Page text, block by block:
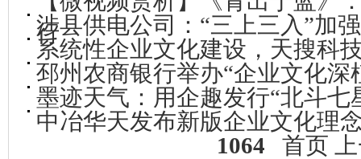
行
涉县供电公司：“三上三入”加
系统性企业文化建设，天搜科
邳州农商银行举办“企业文化深
墨迹天气：用企趣发行“北斗七
中冶华天发布新版企业文化理
1064
首页